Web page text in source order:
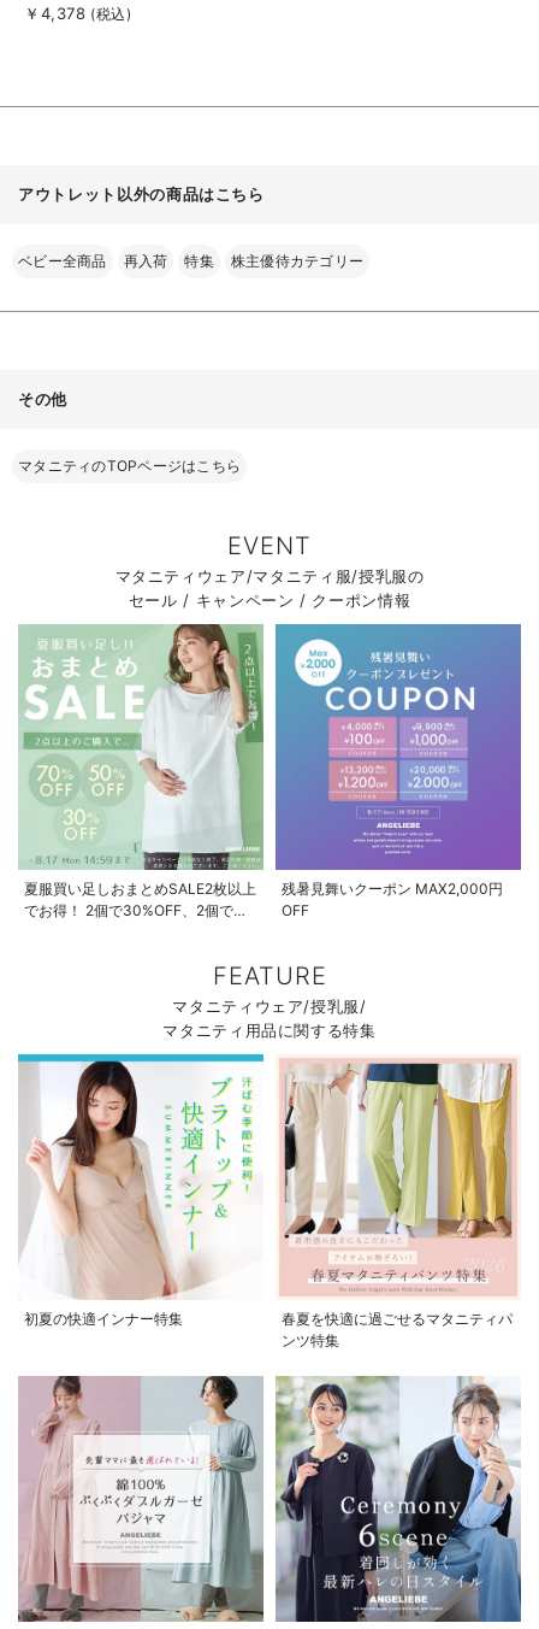
細
を
も長く使える】
￥4,378 (税込)
アウトレット以外の商品はこちら
ベビー全商品 再入荷 特集 株主優待カテゴリー
その他
マタニティのTOPページはこちら
EVENT
マタニティウェア/マタニティ服/授乳服の
セール / キャンペーン / クーポン情報
夏服買い足しおまとめSALE2枚以上
でお得！ 2個で30%OFF、2個で
残暑見舞いクーポン MAX2,000円
OFF
FEATURE
マタニティウェア/授乳服/
マタニティ用品に関する特集
初夏の快適インナー特集
春夏を快適に過ごせるマタニティパ
ンツ特集